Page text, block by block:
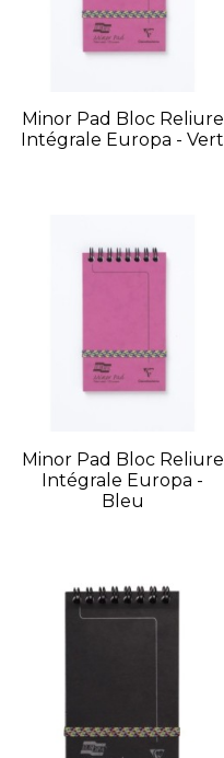
Minor Pad Bloc Reliure
Intégrale Europa - Vert
Minor Pad Bloc Reliure
Intégrale Europa -
Bleu